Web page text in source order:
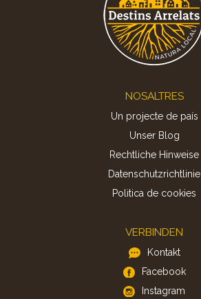
NOSALTRES
Un projecte de país
Unser Blog
Rechtliche Hinweise
Datenschutzrichtlinie
Politica de cookies
VERBINDEN
Kontakt
Facebook
Instagram